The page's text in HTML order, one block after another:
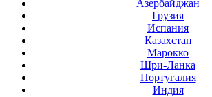
Азербайджан
Грузия
Испания
Казахстан
Марокко
Шри-Ланка
Португалия
Индия